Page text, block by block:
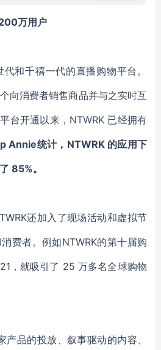
万用户
代和千禧一代的直播购物平台 。
向消费者销售商品并与之实时互
平台开通以来， NTWRK 已经拥有
Annie统计，NTWRK 的应用下
85%。
还加入了现场活动和虚拟节
费者。 例如NTWRK的第十届购
，就吸引了 25 万多名全球购物
产品的投放、叙事驱动的内容、